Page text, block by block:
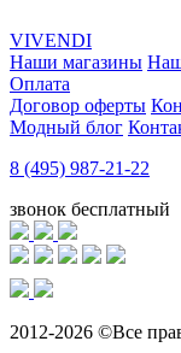
VIVENDI
Наши магазины
Оплата
Договор оферты
Модный блог
8 (495) 987-21-22
звонок бесплатный
2012-2026 ©Все